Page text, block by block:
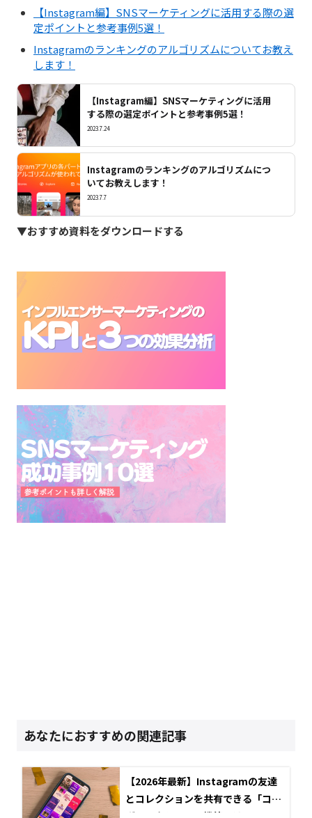
【Instagram編】SNSマーケティングに活用する際の選
定ポイントと参考事例5選！
Instagramのランキングのアルゴリズムについてお教え
します！
【Instagram編】SNSマーケティングに活用
する際の選定ポイントと参考事例5選！
2023.7.24
Instagramのランキングのアルゴリズムにつ
いてお教えします！
2023.7.7
▼おすすめ資料をダウンロードする
あなたにおすすめの関連記事
【2026年最新】Instagramの友達
とコレクションを共有できる「コラ